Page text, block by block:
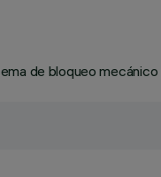
de bloqueo